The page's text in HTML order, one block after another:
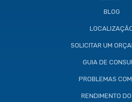
BLOG
SOLICITAR UM
GUIA DE
PROBLEMAS
RENDIMENTO DO